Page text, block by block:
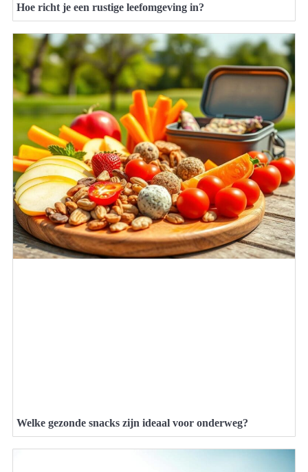
Hoe richt je een rustige leefomgeving in?
Welke gezonde snacks zijn ideaal voor onderweg?